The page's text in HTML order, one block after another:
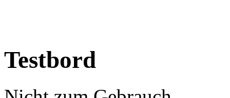
Testbord
Nicht zum Gebrauch